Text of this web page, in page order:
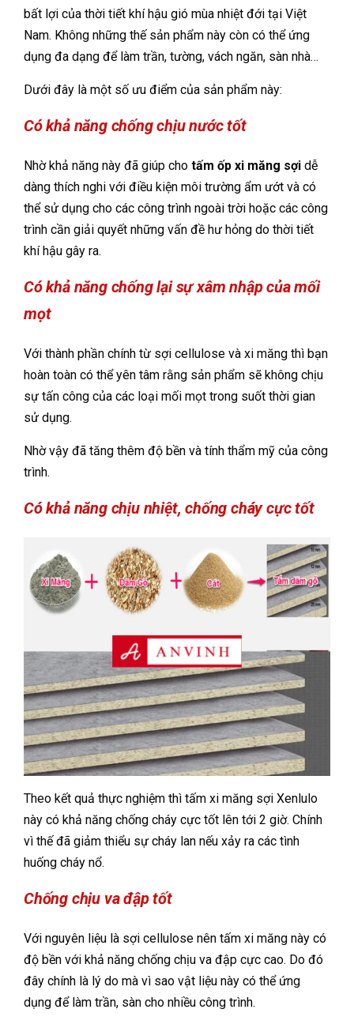
bất lợi của thời tiết khí hậu gió mùa nhiệt đới tại Việt
Nam. Không những thế sản phẩm này còn có thể ứng
dụng đa dạng để làm trần, tường, vách ngăn, sàn nhà…
Dưới đây là một số ưu điểm của sản phẩm này:
Có khả năng chống chịu nước tốt
Nhờ khả năng này đã giúp cho tấm ốp xi măng sợi dễ
dàng thích nghi với điều kiện môi trường ẩm ướt và có
thể sử dụng cho các công trình ngoài trời hoặc các công
trình cần giải quyết những vấn đề hư hỏng do thời tiết
khí hậu gây ra.
Có khả năng chống lại sự xâm nhập của mối
mọt
Với thành phần chính từ sợi cellulose và xi măng thì bạn
hoàn toàn có thể yên tâm rằng sản phẩm sẽ không chịu
sự tấn công của các loại mối mọt trong suốt thời gian
sử dụng.
Nhờ vậy đã tăng thêm độ bền và tính thẩm mỹ của công
trình.
Có khả năng chịu nhiệt, chống cháy cực tốt
Theo kết quả thực nghiệm thì tấm xi măng sợi Xenlulo
này có khả năng chống cháy cực tốt lên tới 2 giờ. Chính
vì thế đã giảm thiểu sự cháy lan nếu xảy ra các tình
huống cháy nổ.
Chống chịu va đập tốt
Với nguyên liệu là sợi cellulose nên tấm xi măng này có
độ bền với khả năng chống chịu va đập cực cao. Do đó
đây chính là lý do mà vì sao vật liệu này có thể ứng
dụng để làm trần, sàn cho nhiều công trình.